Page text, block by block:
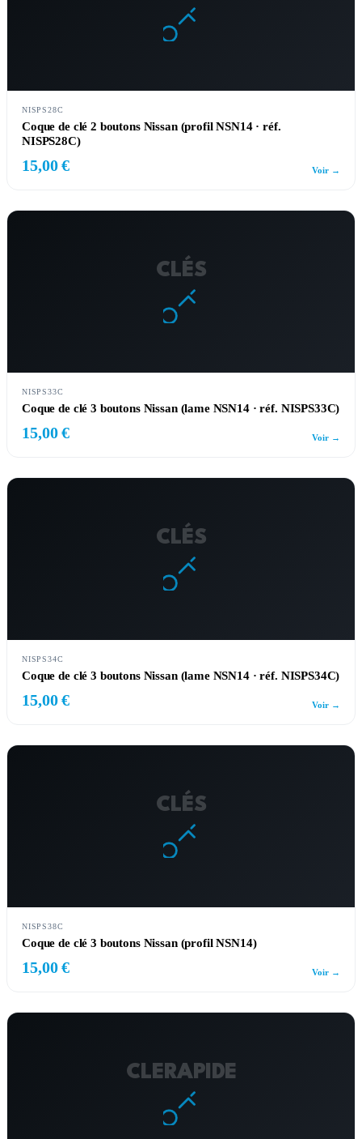
NISPS28C
Coque de clé 2 boutons Nissan (profil NSN14 · réf.
NISPS28C)
15,00 € Voir →
CLÉS
NISPS33C
Coque de clé 3 boutons Nissan (lame NSN14 · réf. NISPS33C)
15,00 € Voir →
CLÉS
NISPS34C
Coque de clé 3 boutons Nissan (lame NSN14 · réf. NISPS34C)
15,00 € Voir →
CLÉS
NISPS38C
Coque de clé 3 boutons Nissan (profil NSN14)
15,00 € Voir →
CLERAPIDE